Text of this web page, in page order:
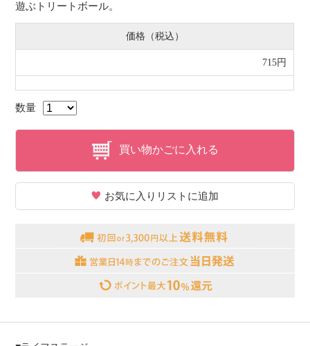
遊ぶトリートボール。
価格（税込）
715円
数量
買い物かごに入れる
お気に入りリストに追加